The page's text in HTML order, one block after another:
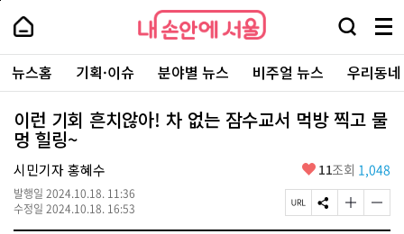
본
로
가
내
손
안
에
서
울
-
서
울
시
대
표
소
통
내
손
에
울
검
창
열
기
메
뉴
전
체
보
기
주
요
서
뉴스홈 기획·이슈 분야별 뉴스 비주얼 뉴스 우리동
이런 기회 흔치않아! 차 없는 잠수교서 먹방 찍고 물
멍 힐링~
시민기자 홍혜수
발행일 2024.10.18. 11:36
수정일 2024.10.18. 16:53
좋
요
11조회 1,048
페
이
S
N
글
자
글
자
페
상
단
로